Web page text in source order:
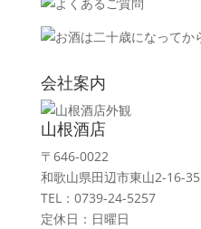
会社案内
山根酒店
〒646-0022
和歌山県田辺市東山2-16-35
TEL：0739-24-5257
定休日：日曜日